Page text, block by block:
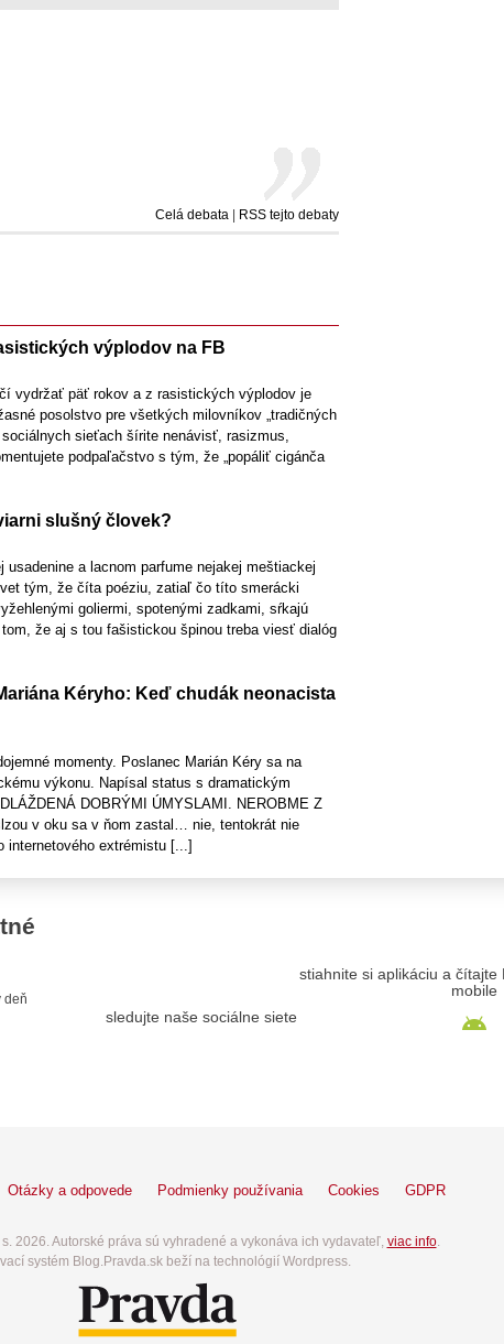
Celá debata | RSS tejto debaty
výplodov na FB
vydržať päť rokov a z rasistických výplodov je
posolstvo pre všetkých milovníkov „tradičných
sieťach šírite nenávisť, rasizmus,
podpaľačstvo s tým, že „popáliť cigánča
slušný človek?
a lacnom parfume nejakej meštiackej
tým, že číta poéziu, zatiaľ čo títo smerácki
goliermi, spotenými zadkami, sŕkajú
že aj s tou fašistickou špinou treba viesť dialóg
Kéryho: Keď chudák neonacista
momenty. Poslanec Marián Kéry sa na
výkonu. Napísal status s dramatickým
DOBRÝMI ÚMYSLAMI. NEROBME Z
v oku sa v ňom zastal… nie, tentokrát nie
internetového extrémistu [...]
deň
sledujte naše sociálne siete
stiahnite si aplikáciu a čítajte
mobile
Otázky a odpovede Podmienky používania Cookies GDPR
2026. Autorské práva sú vyhradené a vykonáva ich vydavateľ, viac info.
systém Blog.Pravda.sk beží na technológií Wordpress.